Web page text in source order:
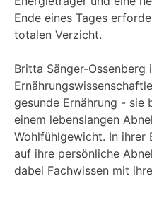
Ende eines Tages
totalen Verzicht.
Britta Sänger-
gesunde Ernährung - sie
einem lebenslangen
Wohlfühlgewicht. In ihrer
auf ihre persönliche
dabei Fachwissen mit